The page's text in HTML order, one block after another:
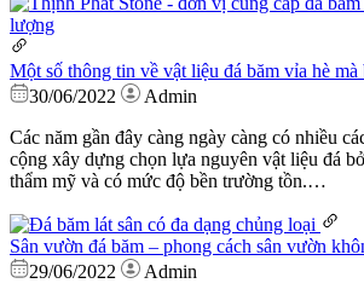
Một số thông tin về vật liệu đá băm vỉa hè mà
30/06/2022
Admin
Các năm gần đây càng ngày càng có nhiều
cộng xây dựng chọn lựa nguyên vật liệu đá
thẩm mỹ và có mức độ bền trường tồn.…
Sân vườn đá băm – phong cách sân vườn
29/06/2022
Admin